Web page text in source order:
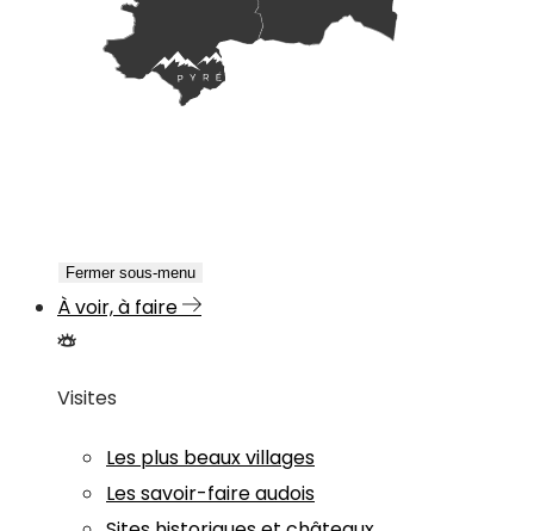
Fermer sous-menu
À voir, à faire
Visites
Les plus beaux villages
Les savoir-faire audois